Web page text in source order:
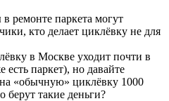
ремонте паркета могут
кто делает циклёвку не для
в Москве уходит почти в
есть паркет), но давайте
«обычную» циклёвку 1000
берут такие деньги?